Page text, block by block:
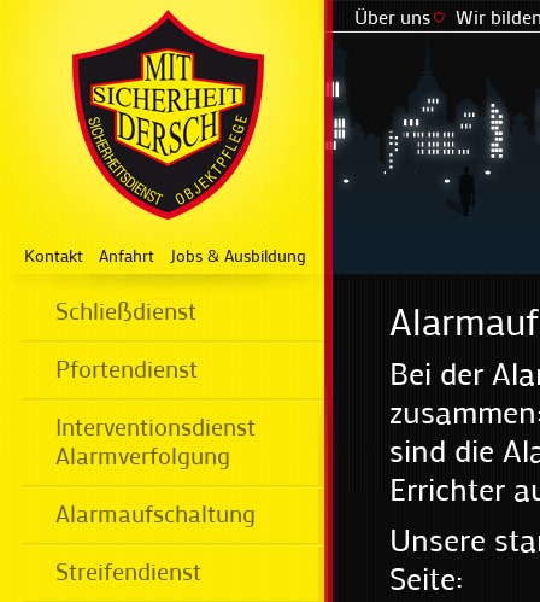
Kontakt Anfahrt Jobs & Ausbildung
Schließdienst
Pfortendienst
Interventionsdienst
Alarmverfolgung
Alarmaufschaltung
Streifendienst
Über uns Wir
Bei der
sind die
Errichter
Unsere
Seite: